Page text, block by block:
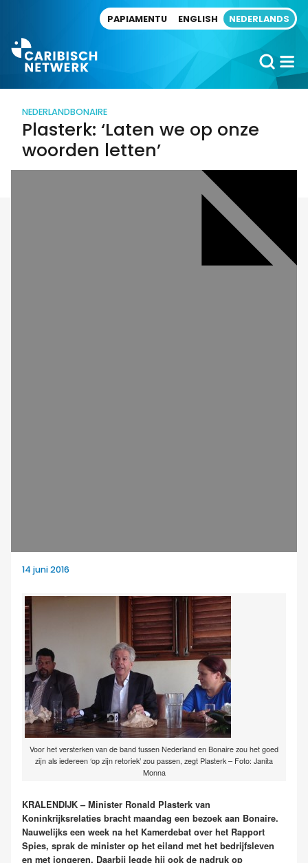
PAPIAMENTU ENGLISH NEDERLANDS
NEDERLANDBONAIRE
Plasterk: ‘Laten we op onze
woorden letten’
14 juni 2016
Voor het versterken van de band tussen Nederland en Bonaire zou het goed
zijn als iedereen ‘op zijn retoriek’ zou passen, zegt Plasterk – Foto: Janita
Monna
KRALENDIJK – Minister Ronald Plasterk van
Koninkrijksrelaties bracht maandag een bezoek aan Bonaire.
Nauwelijks een week na het Kamerdebat over het Rapport
Spies, sprak de minister op het eiland met het bedrijfsleven
en met jongeren. Daarbij legde hij ook de nadruk op